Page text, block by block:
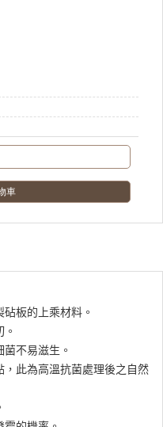
板的上乘材料。
不易滋生。
此為高溫抗菌處理後之自然